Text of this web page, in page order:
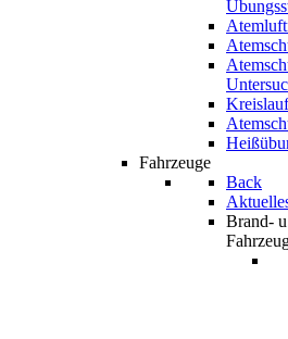
Fahrzeuge
Back
Brand-